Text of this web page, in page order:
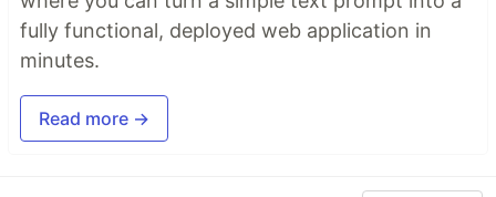
fully functional, deployed web application in
minutes.
Read more →